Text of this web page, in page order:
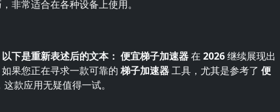
非常适合在各种设备上使用。
下是重新表述后的文本： 便宜梯子加速器在 2026继续展现出
果您正在寻求一款可靠的 梯子加速器工具，尤其是参考了 便
款应用无疑值得一试。